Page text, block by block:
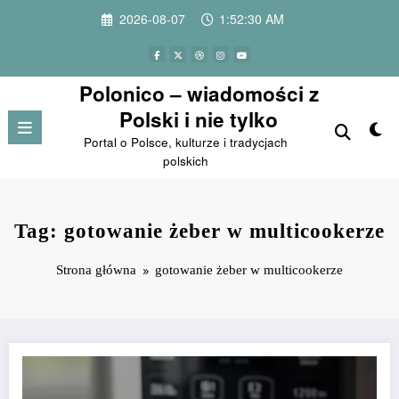
2026-08-07 1:52:30 AM
Polonico – wiadomości z
Polski i nie tylko
Portal o Polsce, kulturze i tradycjach
polskich
Tag: gotowanie żeber w multicookerze
Strona główna gotowanie żeber w multicookerze